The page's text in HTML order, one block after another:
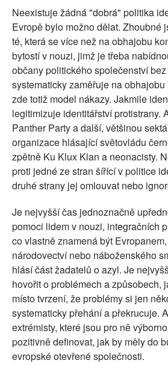
Neexistuje žádná "dobrá" politika
Evropě bylo možno dělat. Zhoubné
té, která se více než na obhajobu
bytostí v nouzi, jimž je třeba
občany politického společenství
systematicky zaměřuje na
zde totiž model nákazy. Jakmile
legitimizuje identitářství protistrany.
Panther Party a další, většinou
organizace hlásající světovládu
zpětně Ku Klux Klan a neonacisty.
proti jedné ze stran šířící v politice
druhé strany jej omlouvat nebo
Je nejvyšší čas jednoznačně
pomoci lidem v nouzi, integračních
co vlastně znamená být
národovectví nebo náboženského
hlásí část žadatelů o azyl. Je
hovořit o problémech a způsobech,
místo tvrzení, že problémy si jen
systematicky přehání a překrucuje.
extrémisty, které jsou pro ně
pozitivně definovat, jak by měly do
evropské otevřené společnosti.